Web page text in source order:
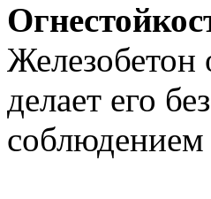
Железобетон
делает его
соблюдением